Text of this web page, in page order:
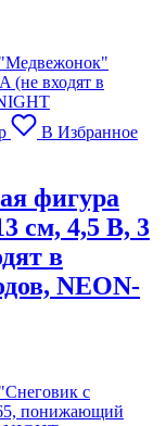
В Избранное
фигура
см, 4,5 В, 3
в
NEON-